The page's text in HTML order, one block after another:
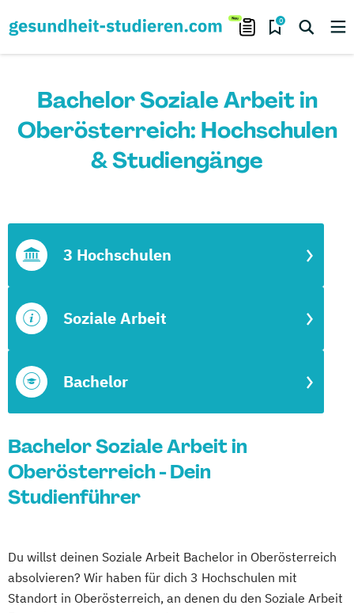
0
Bachelor Soziale Arbeit in
Oberösterreich: Hochschulen
& Studiengänge
Bachelor
Soziale Arbeit
3 Hochschulen
Bachelor Soziale Arbeit in
Oberösterreich - Dein
Studienführer
Du willst deinen Soziale Arbeit Bachelor in Oberösterreich
absolvieren? Wir haben für dich 3 Hochschulen mit
Standort in Oberösterreich, an denen du den Soziale Arbeit